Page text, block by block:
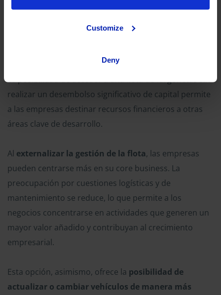
Customize
Deny
suscripción implica menores inversiones iniciales
emergentes o autónomos con presupuestos limitados.
La posibilidad de acceder a una flota de furgonetas sin
realizar un desembolso significativo de capital permite
a las empresas destinar recursos financieros a otras
áreas clave de desarrollo.
Al externalizar la gestión de la flota, las empresas
pueden centrarse más en su core business. La
preocupación por cuestiones logísticas y de
mantenimiento se reduce, lo que permite a los
negocios concentrarse en actividades que generen un
mayor valor añadido y contribuyan al crecimiento
empresarial.
Esta opción, asimismo, ofrece la posibilidad de
actualizar o cambiar vehículos de manera más